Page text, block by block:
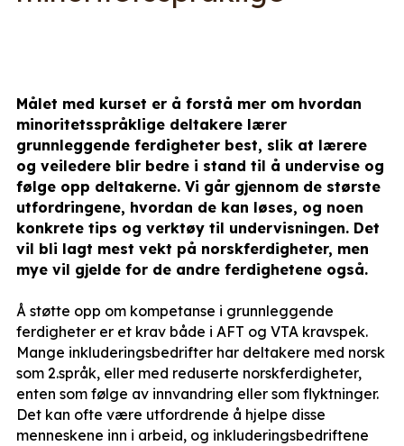
Målet med kurset er å forstå mer om hvordan
minoritetsspråklige deltakere lærer
grunnleggende ferdigheter best, slik at lærere
og veiledere blir bedre i stand til å undervise og
følge opp deltakerne. Vi går gjennom de største
utfordringene, hvordan de kan løses, og noen
konkrete tips og verktøy til undervisningen. Det
vil bli lagt mest vekt på norskferdigheter, men
mye vil gjelde for de andre ferdighetene også.
Å støtte opp om kompetanse i grunnleggende
ferdigheter er et krav både i AFT og VTA kravspek.
Mange inkluderingsbedrifter har deltakere med norsk
som 2.språk, eller med reduserte norskferdigheter,
enten som følge av innvandring eller som flyktninger.
Det kan ofte være utfordrende å hjelpe disse
menneskene inn i arbeid, og inkluderingsbedriftene